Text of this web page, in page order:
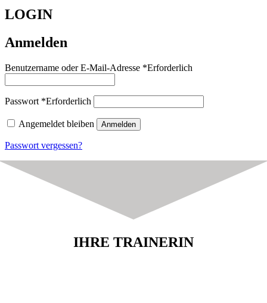
LOGIN
Anmelden
Benutzername oder E-Mail-Adresse *Erforderlich
Passwort *Erforderlich
Angemeldet bleiben Anmelden
Passwort vergessen?
IHRE TRAINERIN